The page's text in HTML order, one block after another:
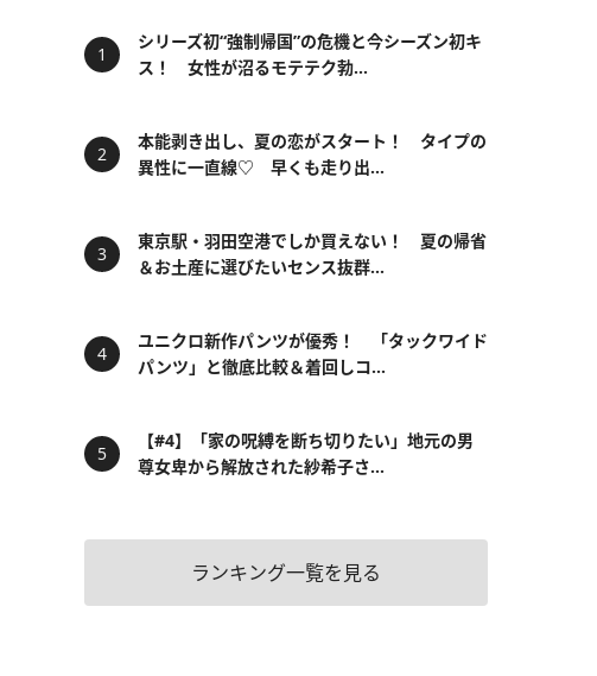
シリーズ初“強制帰国”の危機と今シーズン初キ
ス！ 女性が沼るモテテク勃...
本能剥き出し、夏の恋がスタート！ タイプの
異性に一直線♡ 早くも走り出...
東京駅・羽田空港でしか買えない！ 夏の帰省
＆お土産に選びたいセンス抜群...
ユニクロ新作パンツが優秀！ 「タックワイド
パンツ」と徹底比較＆着回しコ...
【#4】「家の呪縛を断ち切りたい」地元の男
尊女卑から解放された紗希子さ...
ランキング一覧を見る